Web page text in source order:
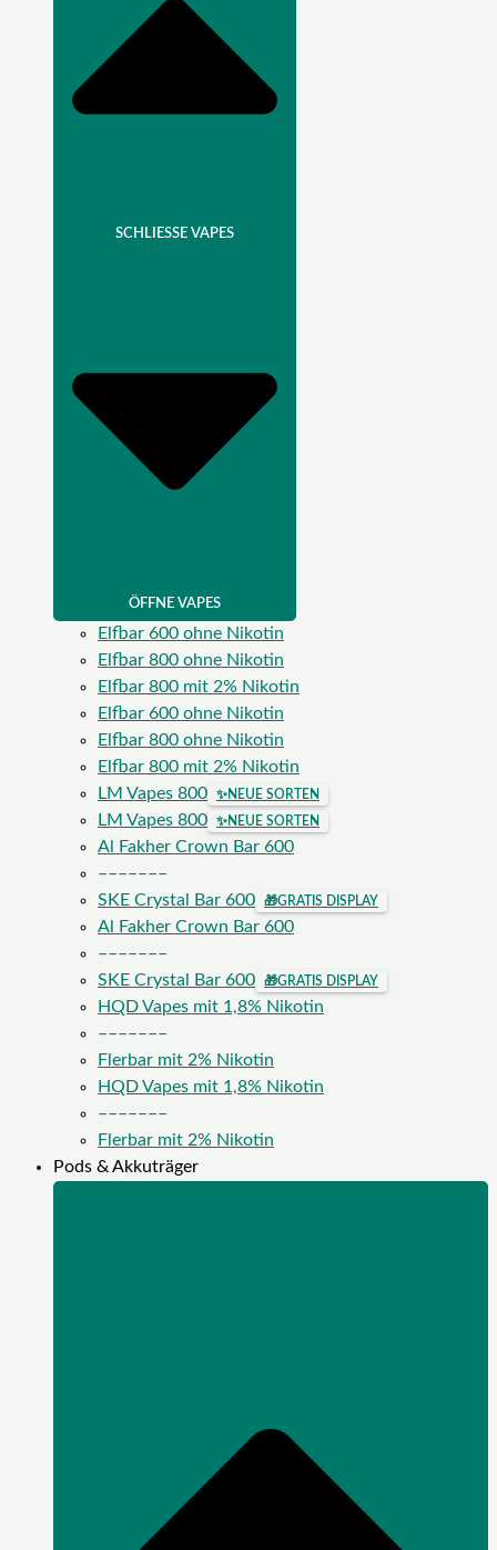
SCHLIESSE VAPES
ÖFFNE VAPES
Elfbar 600 ohne Nikotin
Elfbar 800 ohne Nikotin
Elfbar 800 mit 2% Nikotin
Elfbar 600 ohne Nikotin
Elfbar 800 ohne Nikotin
Elfbar 800 mit 2% Nikotin
LM Vapes 800
✨NEUE SORTEN
LM Vapes 800 ✨NEUE SORTEN
Al Fakher Crown Bar 600
–––––––
SKE Crystal Bar 600
🎁GRATIS DISPLAY
Al Fakher Crown Bar 600
–––––––
SKE Crystal Bar 600
🎁GRATIS DISPLAY
HQD Vapes mit 1,8% Nikotin
–––––––
Flerbar mit 2% Nikotin
HQD Vapes mit 1,8% Nikotin
–––––––
Flerbar mit 2% Nikotin
Pods & Akkuträger